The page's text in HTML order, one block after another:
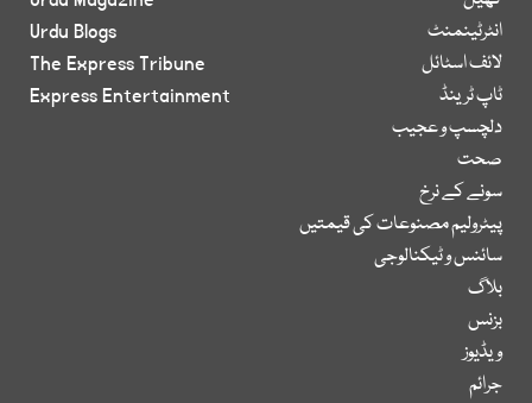
انٹرٹینمنٹ
لائف اسٹائل
ٹاپ ٹرینڈ
دلچسپ و عجیب
صحت
سونے کے نرخ
پیٹرولیم مصنوعات کی قیمتیں
سائنس و ٹیکنالوجی
بلاگ
بزنس
ویڈیوز
جرائم
Urdu Blogs
The Express Tribune
Express Entertainment